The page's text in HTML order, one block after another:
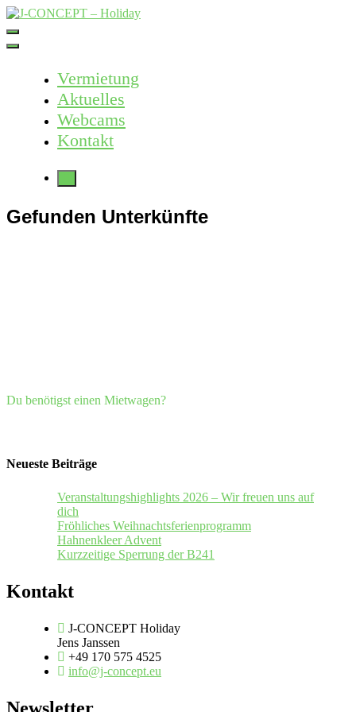
Skip
to
content
Vermietung
Aktuelles
Webcams
Kontakt
Gefunden Unterkünfte
Du benötigst einen Mietwagen?
Neueste Beiträge
Veranstaltungshighlights 2026 – Wir freuen uns auf
dich
Fröhliches Weihnachtsferienprogramm
Hahnenkleer Advent
Kurzzeitige Sperrung der B241
Kontakt
J-CONCEPT Holiday
Jens Janssen
+49 170 575 4525
info@j-concept.eu